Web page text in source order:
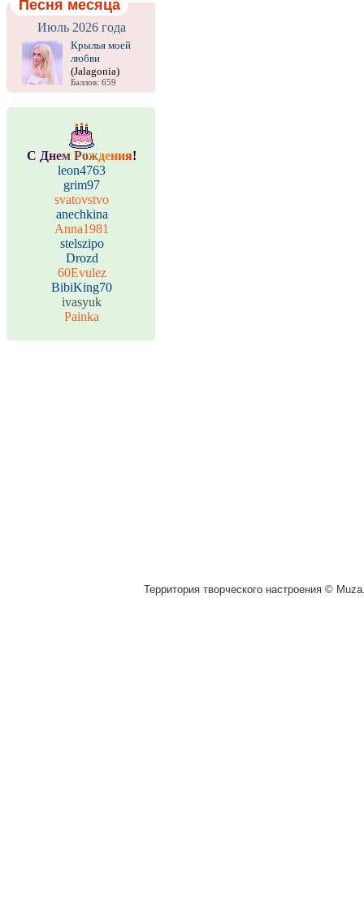
Песня месяца
Июль 2026 года
Крылья моей
любви
(Jalagonia)
Баллов: 659
С Днем Рождения!
leon4763
grim97
svatovstvo
anechkina
Anna1981
stelszipo
Drozd
60Evulez
BibiKing70
ivasyuk
Painka
Территория творческого настроения ©